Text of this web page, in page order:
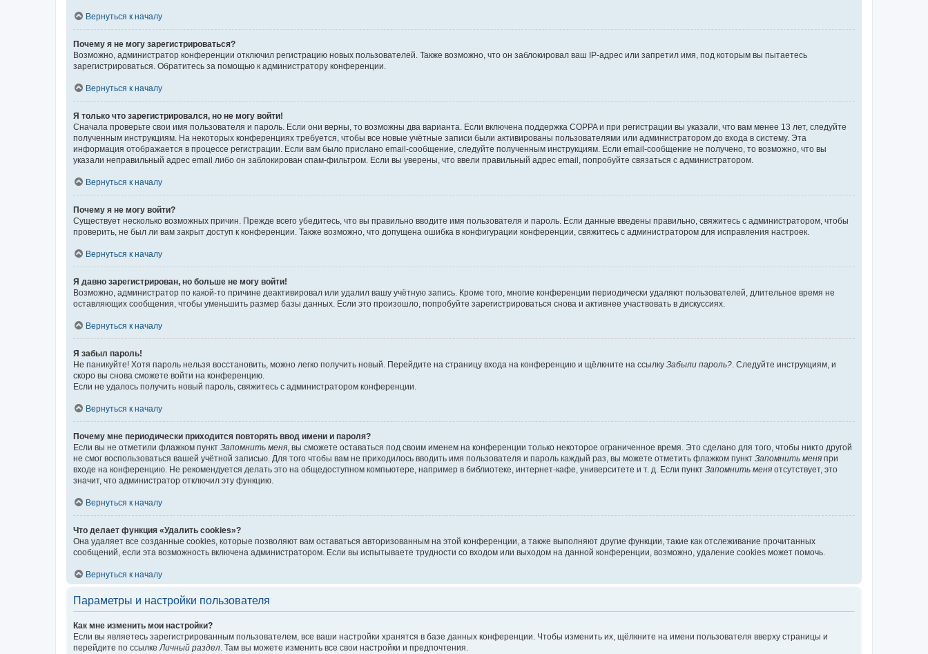
Вернуться к началу
Почему я не могу зарегистрироваться?
Возможно, администратор конференции отключил регистрацию новых пользователей. Также возможно, что он заблокировал ваш IP-адрес или запретил имя, под которым вы пытаетесь
зарегистрироваться. Обратитесь за помощью к администратору конференции.
Вернуться к началу
Я только что зарегистрировался, но не могу войти!
Сначала проверьте свои имя пользователя и пароль. Если они верны, то возможны два варианта. Если включена поддержка COPPA и при регистрации вы указали, что вам менее 13 лет, следуйте
полученным инструкциям. На некоторых конференциях требуется, чтобы все новые учётные записи были активированы пользователями или администратором до входа в систему. Эта
информация отображается в процессе регистрации. Если вам было прислано email-сообщение, следуйте полученным инструкциям. Если email-сообщение не получено, то возможно, что вы
указали неправильный адрес email либо он заблокирован спам-фильтром. Если вы уверены, что ввели правильный адрес email, попробуйте связаться с администратором.
Вернуться к началу
Почему я не могу войти?
Существует несколько возможных причин. Прежде всего убедитесь, что вы правильно вводите имя пользователя и пароль. Если данные введены правильно, свяжитесь с администратором, чтобы
проверить, не был ли вам закрыт доступ к конференции. Также возможно, что допущена ошибка в конфигурации конференции, свяжитесь с администратором для исправления настроек.
Вернуться к началу
Я давно зарегистрирован, но больше не могу войти!
Возможно, администратор по какой-то причине деактивировал или удалил вашу учётную запись. Кроме того, многие конференции периодически удаляют пользователей, длительное время не
оставляющих сообщения, чтобы уменьшить размер базы данных. Если это произошло, попробуйте зарегистрироваться снова и активнее участвовать в дискуссиях.
Вернуться к началу
Я забыл пароль!
Не паникуйте! Хотя пароль нельзя восстановить, можно легко получить новый. Перейдите на страницу входа на конференцию и щёлкните на ссылку Забыли пароль? . Следуйте инструкциям, и
скоро вы снова сможете войти на конференцию.
Если не удалось получить новый пароль, свяжитесь с администратором конференции.
Вернуться к началу
Почему мне периодически приходится повторять ввод имени и пароля?
Если вы не отметили флажком пункт Запомнить меня , вы сможете оставаться под своим именем на конференции только некоторое ограниченное время. Это сделано для того, чтобы никто другой
не смог воспользоваться вашей учётной записью. Для того чтобы вам не приходилось вводить имя пользователя и пароль каждый раз, вы можете отметить флажком пункт Запомнить меня при
входе на конференцию. Не рекомендуется делать это на общедоступном компьютере, например в библиотеке, интернет-кафе, университете и т. д. Если пункт Запомнить меня отсутствует, это
значит, что администратор отключил эту функцию.
Вернуться к началу
Что делает функция «Удалить cookies»?
Она удаляет все созданные cookies, которые позволяют вам оставаться авторизованным на этой конференции, а также выполняют другие функции, такие как отслеживание прочитанных
сообщений, если эта возможность включена администратором. Если вы испытываете трудности со входом или выходом на данной конференции, возможно, удаление cookies может помочь.
Вернуться к началу
Параметры и настройки пользователя
Как мне изменить мои настройки?
Если вы являетесь зарегистрированным пользователем, все ваши настройки хранятся в базе данных конференции. Чтобы изменить их, щёлкните на имени пользователя вверху страницы и
перейдите по ссылке Личный раздел . Там вы можете изменить все свои настройки и предпочтения.